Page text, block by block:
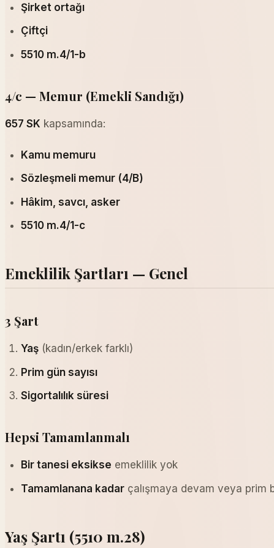
Şirket ortağı
Çiftçi
5510 m.4/1-b
4/c — Memur (Emekli Sandığı)
657 SK kapsamında:
Kamu memuru
Sözleşmeli memur (4/B)
Hâkim, savcı, asker
5510 m.4/1-c
Emeklilik Şartları — Genel
3 Şart
Yaş(kadın/erkek farklı)
Prim gün sayısı
Sigortalılık süresi
Hepsi Tamamlanmalı
Bir tanesi eksikse emeklilik yok
Tamamlanana kadarçalışmaya devam veya prim
Yaş Şartı (5510 m.28)